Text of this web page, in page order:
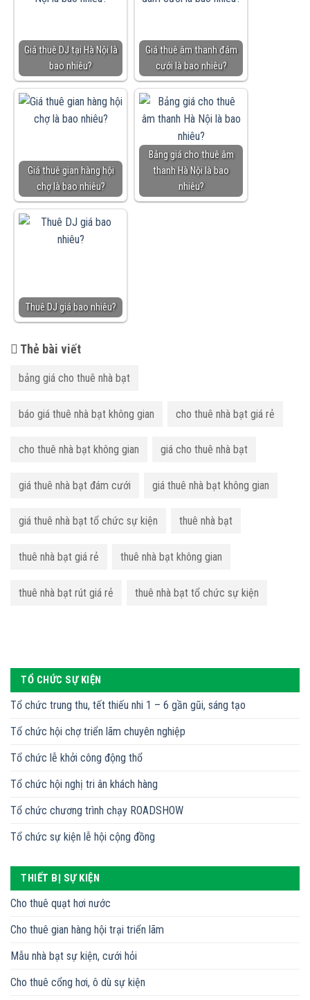
Giá thuê DJ tại Hà Nội là
bao nhiêu?
Giá thuê âm thanh đám
cưới là bao nhiêu?
Giá thuê gian hàng hội
chợ là bao nhiêu?
Bảng giá cho thuê âm
thanh Hà Nội là bao
nhiêu?
Thuê DJ giá bao nhiêu?
Thẻ bài viết
bảng giá cho thuê nhà bạt
báo giá thuê nhà bạt không gian cho thuê nhà bạt giá rẻ
cho thuê nhà bạt không gian giá cho thuê nhà bạt
giá thuê nhà bạt đám cưới giá thuê nhà bạt không gian
giá thuê nhà bạt tổ chức sự kiện thuê nhà bạt
thuê nhà bạt giá rẻ thuê nhà bạt không gian
thuê nhà bạt rút giá rẻ thuê nhà bạt tổ chức sự kiện
TỔ CHỨC SỰ KIỆN
Tổ chức trung thu, tết thiếu nhi 1 – 6 gần gũi, sáng tạo
Tổ chức hội chợ triển lãm chuyên nghiệp
Tổ chức lễ khởi công động thổ
Tổ chức hội nghị tri ân khách hàng
Tổ chức chương trình chạy ROADSHOW
Tổ chức sự kiện lễ hội cộng đồng
THIẾT BỊ SỰ KIỆN
Cho thuê quạt hơi nước
Cho thuê gian hàng hội trại triển lãm
Mẫu nhà bạt sự kiện, cưới hỏi
Cho thuê cổng hơi, ô dù sự kiện